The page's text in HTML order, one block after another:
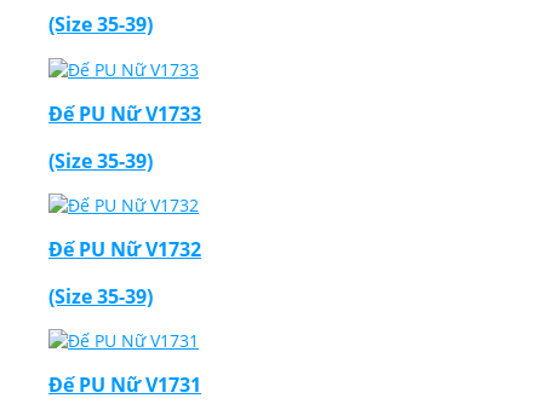
(Size 35-39)
Đế PU Nữ V1733
(Size 35-39)
Đế PU Nữ V1732
(Size 35-39)
Đế PU Nữ V1731